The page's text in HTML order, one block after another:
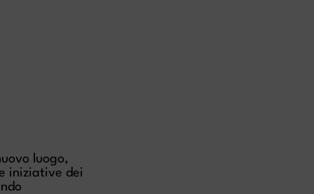
luogo,
iniziative dei